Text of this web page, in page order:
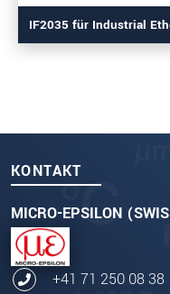
IF2035 für Industrial
KONTAKT
MICRO-EPSILON
+41 71 250 08 38